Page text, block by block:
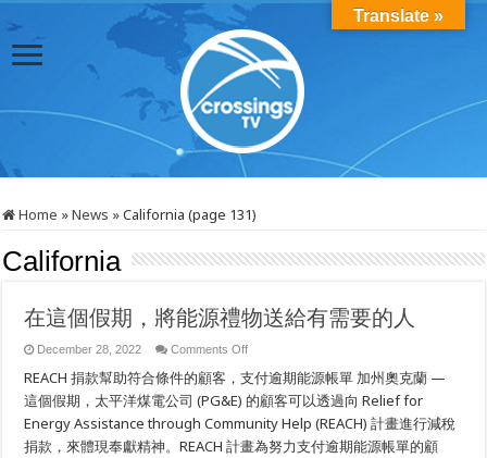
Home »News »California (page 131)
California
在這個假期，將能源禮物送給有需要的人
December 28, 2022 Comments Offon
這
個
假
期，
將
REACH 捐款幫助符合條件的顧客，支付逾期能源帳單 加州奧克蘭 —
這個假期，太平洋煤電公司 (PG&E) 的顧客可以透過向 Relief for
Energy Assistance through Community Help (REACH) 計畫進行減稅
捐款，來體現奉獻精神。REACH 計畫為努力支付逾期能源帳單的顧
Translate »